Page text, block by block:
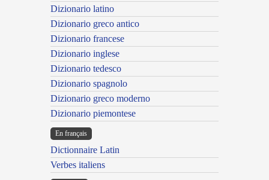
Dizionario latino
Dizionario greco antico
Dizionario francese
Dizionario inglese
Dizionario tedesco
Dizionario spagnolo
Dizionario greco moderno
Dizionario piemontese
En français
Dictionnaire Latin
Verbes italiens